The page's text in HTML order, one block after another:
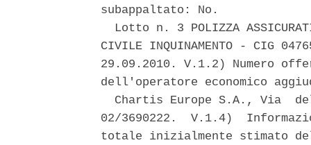
subappaltato: No.
Lotto n. 3 POLIZZA
CIVILE INQUINAMENTO - CIG
29.09.2010. V.1.2) Numero
dell'operatore economico
Chartis Europe S.A., Via
02/3690222.  V.1.4)
totale inizialmente stimato